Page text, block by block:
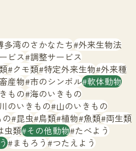
中 大
ウェブセンターとは
トマップ
多湾のさかなたち 外来生物法
ビス 調整サービス
クモ類 特定外来生物 外来種
産物 市のシンボル 軟体動物
もの 海のいきもの
川のいきもの 山のいきもの
の 昆虫 鳥類 植物 魚類 両生類
虫類 その他動物 たべよう
まもろう つたえよう